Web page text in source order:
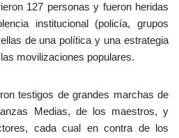
127 personas y fueron heridas
institucional (policía, grupos
de una política y una estrategia
movilizaciones populares.
testigos de grandes marchas de
Medias, de los maestros, y
cada cual en contra de los